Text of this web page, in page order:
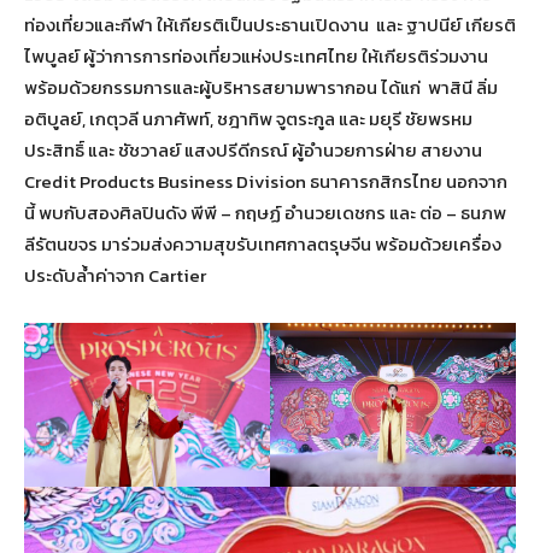
ท่องเที่ยวและกีฬา ให้เกียรติเป็นประธานเปิดงาน และ ฐาปนีย์ เกียรติ
ไพบูลย์ ผู้ว่าการการท่องเที่ยวแห่งประเทศไทย ให้เกียรติร่วมงาน
พร้อมด้วยกรรมการและผู้บริหารสยามพารากอน ได้แก่ พาสินี ลิ่ม
อติบูลย์, เกตุวลี นภาศัพท์, ชฎาทิพ จูตระกูล และ มยุรี ชัยพรหม
ประสิทธิ์ และ ชัชวาลย์ แสงปรีดีกรณ์ ผู้อำนวยการฝ่าย สายงาน
Credit Products Business Division ธนาคารกสิกรไทย นอกจาก
นี้ พบกับสองศิลปินดัง พีพี – กฤษฏ์ อำนวยเดชกร และ ต่อ – ธนภพ
ลีรัตนขจร มาร่วมส่งความสุขรับเทศกาลตรุษจีน พร้อมด้วยเครื่อง
ประดับล้ำค่าจาก Cartier